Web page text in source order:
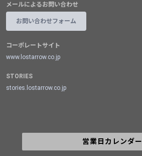
メールによるお問い合わせ
お問い合わせフォーム
コーポレートサイト
www.lostarrow.co.jp
STORIES
stories.lostarrow.co.jp
営業日カレンダー